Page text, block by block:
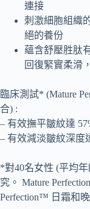
連接
刺激細胞組織
絕的養份
蘊含舒壓胜肽
回復緊實柔滑
臨床測試* (Mature
合) :
– 有效撫平皺紋達
– 有效減淡皺紋深度
*對40名女性 (平均
究。 Mature
Perfection™ 日霜和